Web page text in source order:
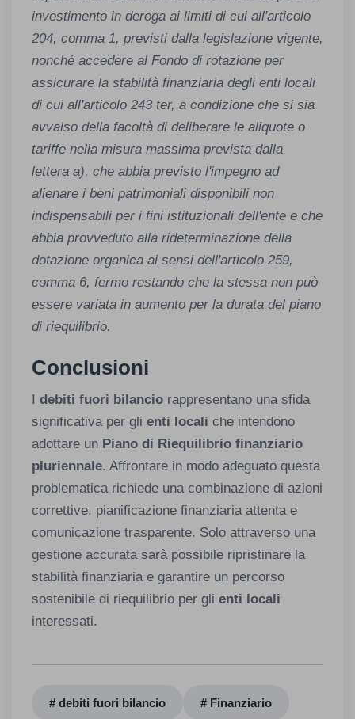
investimento in deroga ai limiti di cui all'articolo
204, comma 1, previsti dalla legislazione vigente,
nonché accedere al Fondo di rotazione per
assicurare la stabilità finanziaria degli enti locali
di cui all'articolo 243 ter, a condizione che si sia
avvalso della facoltà di deliberare le aliquote o
tariffe nella misura massima prevista dalla
lettera a), che abbia previsto l'impegno ad
alienare i beni patrimoniali disponibili non
indispensabili per i fini istituzionali dell'ente e che
abbia provveduto alla rideterminazione della
dotazione organica ai sensi dell'articolo 259,
comma 6, fermo restando che la stessa non può
essere variata in aumento per la durata del piano
di riequilibrio.
Conclusioni
I debiti fuori bilancio rappresentano una sfida
significativa per gli enti locali che intendono
adottare un Piano di Riequilibrio finanziario
pluriennale. Affrontare in modo adeguato questa
problematica richiede una combinazione di azioni
correttive, pianificazione finanziaria attenta e
comunicazione trasparente. Solo attraverso una
gestione accurata sarà possibile ripristinare la
stabilità finanziaria e garantire un percorso
sostenibile di riequilibrio per gli enti locali
interessati.
# debiti fuori bilancio # Finanziario